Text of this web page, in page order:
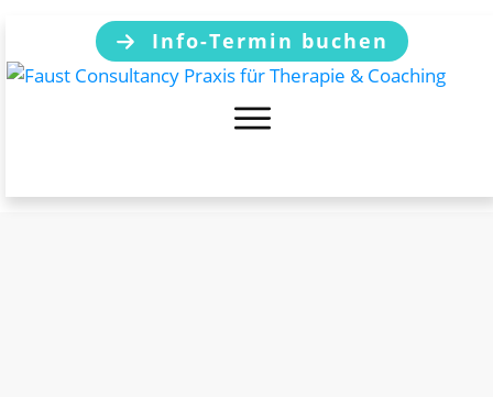
Info-Termin buchen